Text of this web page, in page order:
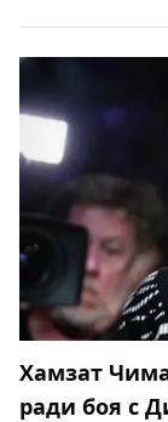
Хамзат
ради боя с